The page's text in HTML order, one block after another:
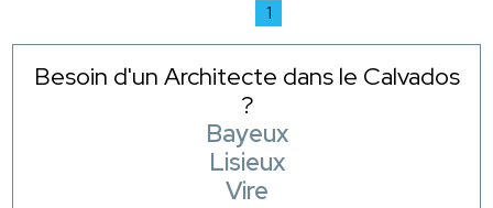
1
Besoin d'un Architecte dans le Calvados
?
Bayeux
Lisieux
Vire